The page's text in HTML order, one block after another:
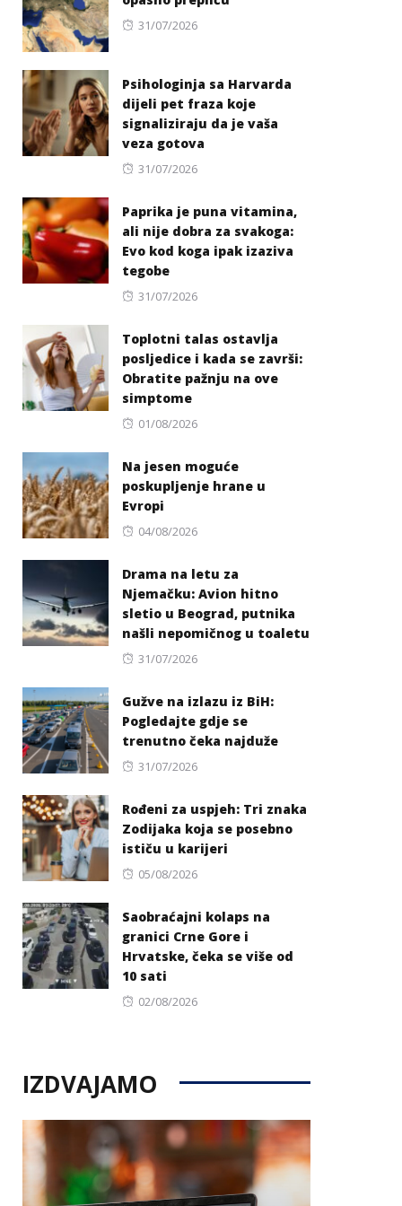
Posted
31/07/2026
Psihologinja sa Harvarda
dijeli pet fraza koje
signaliziraju da je vaša
veza gotova
Posted
31/07/2026
Paprika je puna vitamina,
ali nije dobra za svakoga:
Evo kod koga ipak izaziva
tegobe
Posted
31/07/2026
Toplotni talas ostavlja
posljedice i kada se završi:
Obratite pažnju na ove
simptome
Posted
01/08/2026
Na jesen moguće
poskupljenje hrane u
Evropi
Posted
04/08/2026
Drama na letu za
Njemačku: Avion hitno
sletio u Beograd, putnika
našli nepomičnog u toaletu
Posted
31/07/2026
Gužve na izlazu iz BiH:
Pogledajte gdje se
trenutno čeka najduže
Posted
31/07/2026
Rođeni za uspjeh: Tri znaka
Zodijaka koja se posebno
ističu u karijeri
Posted
05/08/2026
Saobraćajni kolaps na
granici Crne Gore i
Hrvatske, čeka se više od
10 sati
Posted
02/08/2026
IZDVAJAMO